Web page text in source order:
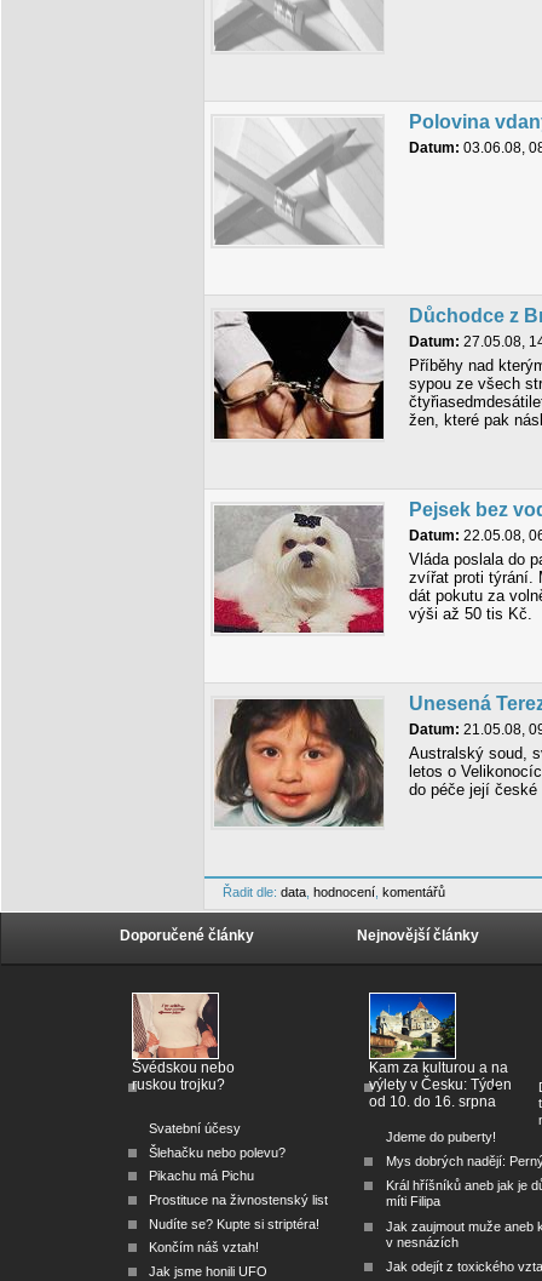
Polovina
Datum: 03.06.08,
Důchodce z
Datum: 27.05.08,
Příběhy nad
sypou ze všech
žen, které pak
Pejsek bez
Datum: 22.05.08,
Vláda poslala do
zvířat proti týrání.
dát pokutu za
výši až 50 tis Kč.
Unesená
Datum: 21.05.08,
Australský soud,
letos o
do péče její české
Řadit dle: data hodnocení komentářů
Doporučené články
Švédskou nebo
ruskou trojku?
Svatební účesy
Šlehačku nebo polevu?
Pikachu má Pichu
Prostituce na živnostenský list
Nudíte se? Kupte si striptéra!
Končím náš vztah!
Jak jsme honili UFO
Nejnovější články
Kam za kulturou a na
výlety v Česku: Týden
od 10. do 16. srpna
Jdeme do puberty!
Mys dobrých nadějí:
Král hříšníků aneb jak je
míti Filipa
Jak zaujmout muže aneb
v nesnázích
Jak odejít z toxického